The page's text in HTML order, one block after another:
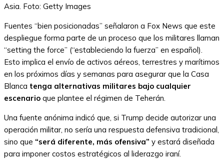
Asia. Foto: Getty Images
Fuentes “bien posicionadas” señalaron a Fox News que este
despliegue forma parte de un proceso que los militares llaman
“setting the force” (“estableciendo la fuerza” en español).
Esto implica el envío de activos aéreos, terrestres y marítimos
en los próximos días y semanas para asegurar que la Casa
Blanca tenga alternativas militares bajo cualquier
escenario que plantee el régimen de Teherán.
Una fuente anónima indicó que, si Trump decide autorizar una
operación militar, no sería una respuesta defensiva tradicional,
sino que “será diferente, más ofensiva” y estará diseñada
para imponer costos estratégicos al liderazgo iraní.